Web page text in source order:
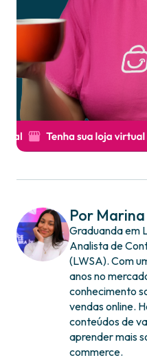
Por
Graduanda em
Analista de
(LWSA). Com
anos no
conhecimento
vendas online.
conteúdos de
aprender mais
commerce.